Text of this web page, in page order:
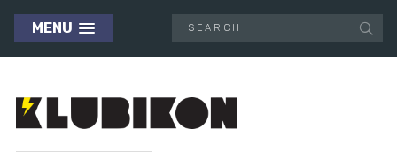
MENU